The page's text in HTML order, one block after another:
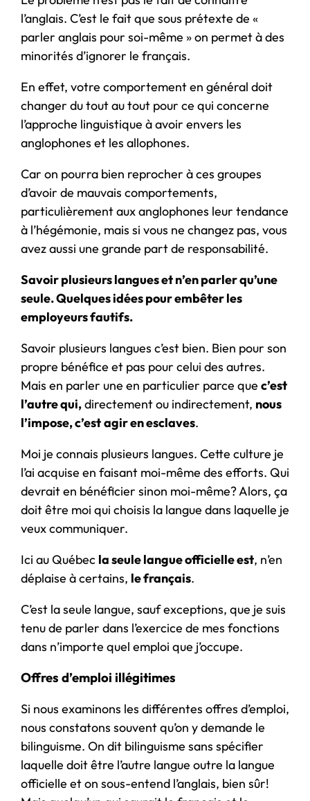
l’anglais. C’est le fait que sous prétexte de «
parler anglais pour soi-même » on permet à des
minorités d’ignorer le français.
En effet, votre comportement en général doit
changer du tout au tout pour ce qui concerne
l’approche linguistique à avoir envers les
anglophones et les allophones.
Car on pourra bien reprocher à ces groupes
d’avoir de mauvais comportements,
particulièrement aux anglophones leur tendance
à l’hégémonie, mais si vous ne changez pas, vous
avez aussi une grande part de responsabilité.
Savoir plusieurs langues et n’en parler qu’une
seule. Quelques idées pour embêter les
employeurs fautifs.
Savoir plusieurs langues c’est bien. Bien pour son
propre bénéfice et pas pour celui des autres.
Mais en parler une en particulier parce que c’est
l’autre qui,directement ou indirectement, nous
l’impose, c’estagir en esclaves.
Moi je connais plusieurs langues. Cette culture je
l’ai acquise en faisant moi-même des efforts. Qui
devrait en bénéficier sinon moi-même? Alors, ça
doit être moi qui choisis la langue dans laquelle je
veux communiquer.
Ici au Québec la seule langue officielle est, n’en
déplaise à certains, le français.
C’est la seule langue, sauf exceptions, que je suis
tenu de parler dans l’exercice de mes fonctions
dans n’importe quel emploi que j’occupe.
Offres d’emploi illégitimes
Si nous examinons les différentes offres d’emploi,
nous constatons souvent qu’on y demande le
bilinguisme. On dit bilinguisme sans spécifier
laquelle doit être l’autre langue outre la langue
officielle et on sous-entend l’anglais, bien sûr!